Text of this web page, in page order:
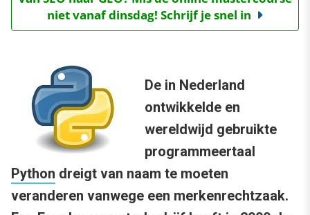
niet vanaf dinsdag! Schrijf je snel in
De in Nederland
ontwikkelde en
wereldwijd gebruikte
programmeertaal
Python dreigt van naam te moeten
veranderen vanwege een merkenrechtzaak.